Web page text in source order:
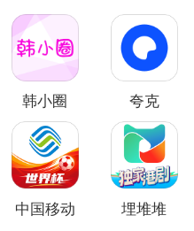
韩小圈 夸克
中国移动 埋堆堆